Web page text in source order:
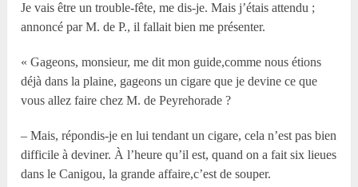
Je vais être un trouble-fête, me dis-je. Mais j’étais attendu ;
annoncé par M. de P., il fallait bien me présenter.
« Gageons, monsieur, me dit mon guide,comme nous étions
déjà dans la plaine, gageons un cigare que je devine ce que
vous allez faire chez M. de Peyrehorade ?
– Mais, répondis-je en lui tendant un cigare, cela n’est pas bien
difficile à deviner. À l’heure qu’il est, quand on a fait six lieues
dans le Canigou, la grande affaire,c’est de souper.